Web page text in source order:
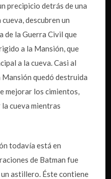
precipicio detrás de una
descubren un
de la Guerra Civil que
a la Mansión, que
a la cueva. Casi al
quedó destruida
mejorar los cimientos,
cueva mientras
todavía está en
de Batman fue
astillero. Éste contiene